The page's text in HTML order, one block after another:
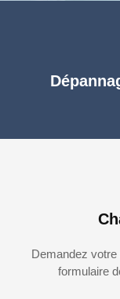
Demandez votre
formulaire